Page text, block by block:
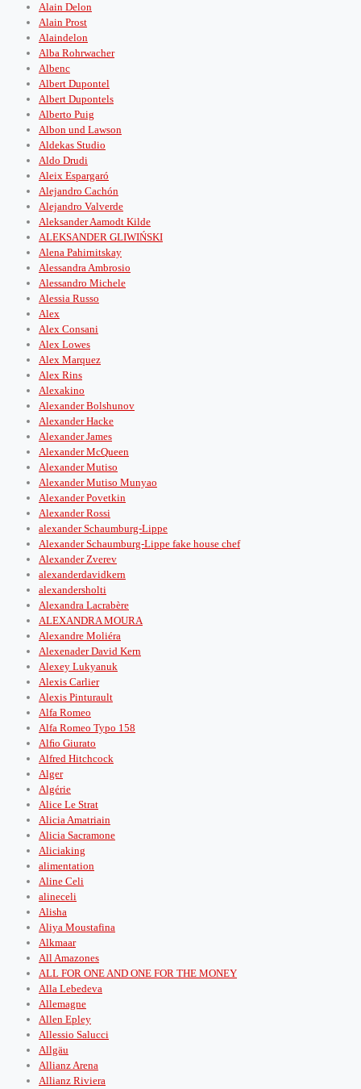
Alain Delon
Alain Prost
Alaindelon
Alba Rohrwacher
Albenc
Albert Dupontel
Albert Dupontels
Alberto Puig
Albon und Lawson
Aldekas Studio
Aldo Drudi
Aleix Espargaró
Alejandro Cachón
Alejandro Valverde
Aleksander Aamodt Kilde
ALEKSANDER GLIWIŃSKI
Alena Pahirnitskay
Alessandra Ambrosio
Alessandro Michele
Alessia Russo
Alex
Alex Consani
Alex Lowes
Alex Marquez
Alex Rins
Alexakino
Alexander Bolshunov
Alexander Hacke
Alexander James
Alexander McQueen
Alexander Mutiso
Alexander Mutiso Munyao
Alexander Povetkin
Alexander Rossi
alexander Schaumburg-Lippe
Alexander Schaumburg-Lippe fake house chef
Alexander Zverev
alexanderdavidkern
alexandersholti
Alexandra Lacrabère
ALEXANDRA MOURA
Alexandre Moliéra
Alexenader David Kern
Alexey Lukyanuk
Alexis Carlier
Alexis Pinturault
Alfa Romeo
Alfa Romeo Typo 158
Alﬁo Giurato
Alfred Hitchcock
Alger
Algérie
Alice Le Strat
Alicia Amatriain
Alicia Sacramone
Aliciaking
alimentation
Aline Celi
alineceli
Alisha
Aliya Moustafina
Alkmaar
All Amazones
ALL FOR ONE AND ONE FOR THE MONEY
Alla Lebedeva
Allemagne
Allen Epley
Allessio Salucci
Allgäu
Allianz Arena
Allianz Riviera